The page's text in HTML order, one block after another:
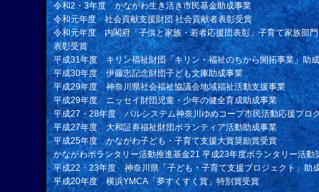
令和2・3年度 かながわ生き活き市民基金助成事業
令和元年度 社会貢献支援財団 社会貢献者表彰受賞
令和元年度 内閣府「子供と家族・若者応援団表彰」子育て家族部
表彰受賞
平成31年度 キリン福祉財団「キリン・福祉のちから開拓事業」助
平成30年度 伊藤忠記念財団子ども文庫助成事業
平成29年度 神奈川県社会福祉協議会地域福祉活動支援事業
平成29年度 ニッセイ財団児童・少年の健全育成助成事業
平成27・28年度 パルシステム神奈川ゆめコープ市民活動応援プロ
平成27年度 大和証券福祉財団ボランティア活動助成事業
平成25年度 かながわ子ども・子育て支援大賞奨励賞受賞
かながわボランタリー活動推進基金21 平成23年度ボランタリー活動
平成22・23年度 神奈川県「子ども・子育て支援プロジェクト」助
平成20年度 横浜YMCA「夢すくすく賞」特別賞受賞